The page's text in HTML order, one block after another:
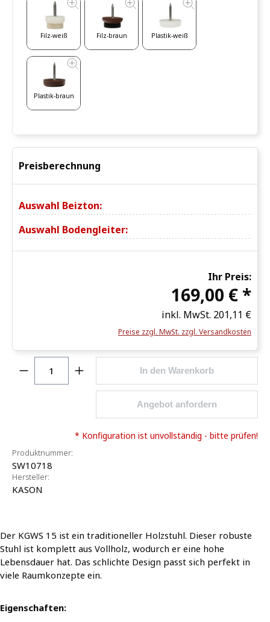
Filz-weiß Filz-braun Plastik-weiß
Plastik-braun
Preisberechnung
Auswahl Beizton:
Auswahl Bodengleiter:
Ihr Preis:
169,00 € *
inkl. MwSt. 201,11 €
Preise zzgl. MwSt. zzgl. Versandkosten
Produkt Anzahl: Gib den gewünschten Wert
In den Warenkorb
Angebot anfordern
* Konfiguration ist unvollständig - bitte prüfen!
Produktnummer:
SW10718
Hersteller:
KASON
Der KGWS 15 ist ein traditioneller Holzstuhl. Dieser robuste
Stuhl ist komplett aus Vollholz, wodurch er eine hohe
Lebensdauer hat. Das schlichte Design passt sich perfekt in
viele Raumkonzepte ein.
Eigenschaften: